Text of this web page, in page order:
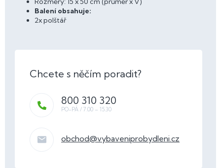
Balení obsahuje:
2x polštář
obchod@vybaveniprobydleni.cz
800 310 320